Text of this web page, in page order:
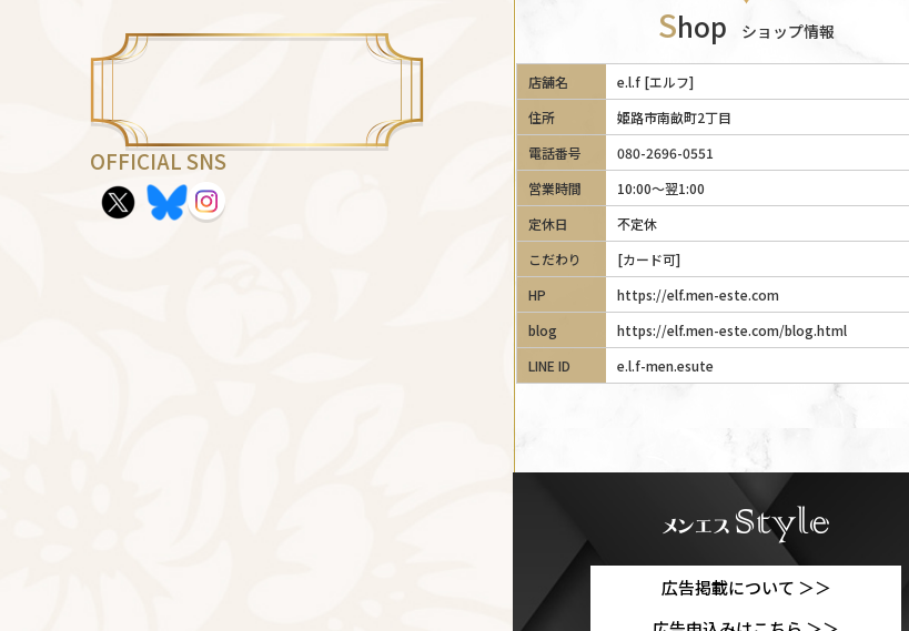
OFFICIAL SNS
Shop ショップ情報
店舗名
e.l.f [エルフ]
住所
姫路市南畝町2丁目
電話番号
080-2696-0551
営業時間
10:00～翌1:00
定休日
不定休
こだわり
[カード可]
HP
https://elf.men-este.com
blog
https://elf.men-este.com/blog.html
LINE ID
e.l.f-men.esute
広告掲載について ＞＞